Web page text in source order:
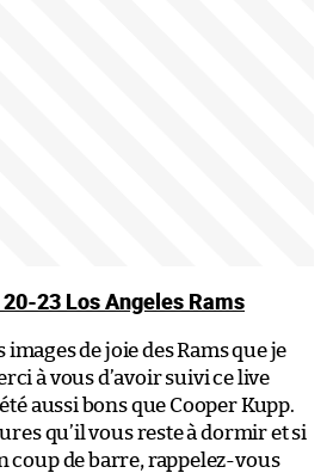
23 Los Angeles Rams
images de joie des Rams que je
à vous d’avoir suivi ce live
aussi bons que Cooper Kupp.
qu’il vous reste à dormir et si
coup de barre, rappelez-vous